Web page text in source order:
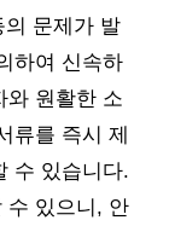
문제가 발
하여 신속하
와 원활한 소
류를 즉시 제
수 있습니다.
수 있으니, 안